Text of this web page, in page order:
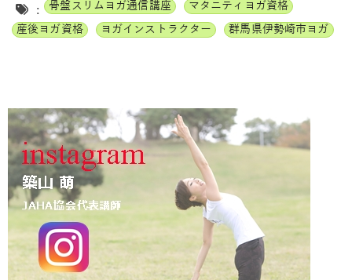
: 骨盤スリムヨガ通信講座
マタニティヨガ資格
産後ヨガ資格
ヨガインストラクター 群馬県伊勢崎市ヨガ